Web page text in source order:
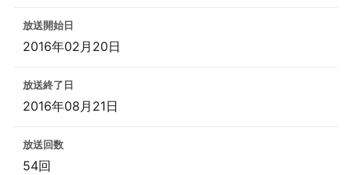
放送開始日
2016年02月20日
放送終了日
2016年08月21日
放送回数
54回